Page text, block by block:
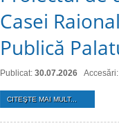
Casei
Publică
Publicat: 30.07.2026
CITEŞTE MAI MULT...